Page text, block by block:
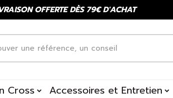
OFFERTE DÈS 79€ D'ACHAT
Cross Accessoires et Entretien